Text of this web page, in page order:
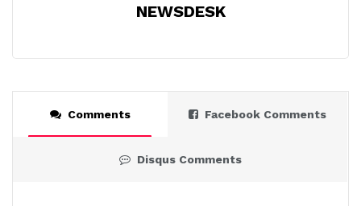
NEWSDESK
Comments Facebook Comments
Disqus Comments